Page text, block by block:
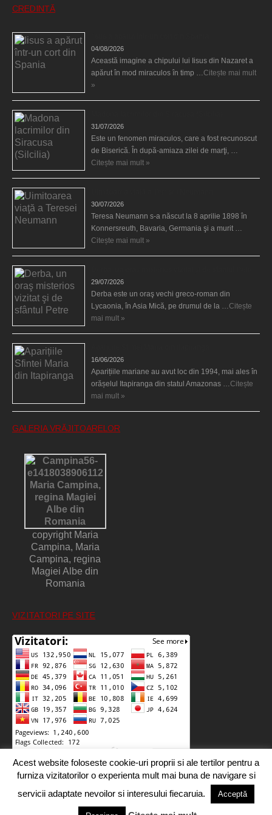
CREDINȚĂ
04/08/2026
Această imagine a chipului lui Iisus din Nazaret a
apărut în mod miraculos în timp …Citește mai mult
»
31/07/2026
Este un fenomen miraculos, care a fost recunoscut
de Biserică. În după-amiaza zilei de marţi, …
Citește mai mult »
30/07/2026
Teresa Neumann s-a născut la 8 aprilie 1898 în
Konnersreuth, Bavaria, Germania şi a murit …
Citește mai mult »
29/07/2026
Derba este un oraş vechi greco-roman din
Lycaonia, în Asia Mică, pe drumul de la …Citește
mai mult »
16/06/2026
Aparițiile mariane au avut loc din 1994, mai ales în
orășelul Itapiranga din statul Amazonas …Citește
mai mult »
GALERIA VRĂJITOARELOR
copyright Maria
Campina, Maria
Campina, regina
Magiei Albe din
Romania
VIZITATORI PE SITE
Acest website foloseste cookie-uri proprii si ale tertilor pentru a
furniza vizitatorilor o experienta mult mai buna de navigare si
servicii adaptate nevoilor si interesului fiecaruia.
Acceptă